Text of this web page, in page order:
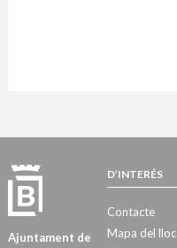
Ajuntament de
D’INTERÉS
Contacte
Mapa del lloc